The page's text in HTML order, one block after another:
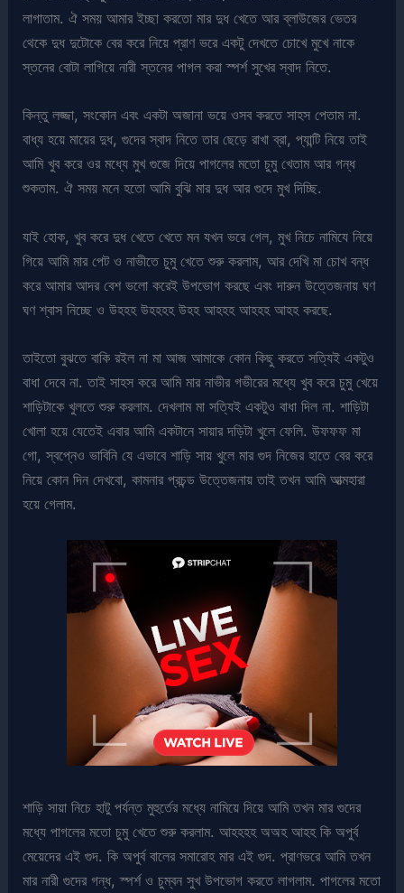
লাগাতাম. ঐ সময় আমার ইচ্ছা করতো মার দুধ খেতে আর ব্লাউজের ভেতর
থেকে দুধ দুটোকে বের করে নিয়ে প্রাণ ভরে একটু দেখতে চোখে মুখে নাকে
স্তনের বোটা লাগিয়ে নারী স্তনের পাগল করা স্পর্শ সুখের স্বাদ নিতে.
কিন্তু লজ্জা, সংকোন এবং একটা অজানা ভয়ে ওসব করতে সাহস পেতাম না.
বাধ্য হয়ে মায়ের দুধ, গুদের স্বাদ নিতে তার ছেড়ে রাখা ব্রা, প্যান্টি নিয়ে তাই
আমি খুব করে ওর মধ্যে মুখ গুজে দিয়ে পাগলের মতো চুমু খেতাম আর গন্ধ
শুকতাম. ঐ সময় মনে হতো আমি বুঝি মার দুধ আর গুদে মুখ দিচ্ছি.
যাই হোক, খুব করে দুধ খেতে খেতে মন যখন ভরে গেল, মুখ নিচে নামিযে নিয়ে
গিয়ে আমি মার পেট ও নাভীতে চুমু খেতে শুরু করলাম, আর দেখি মা চোখ বন্ধ
করে আমার আদর বেশ ভলো করেই উপভোগ করছে এবং দারুন উত্তেজনায় ঘণ
ঘণ শ্বাস নিচ্ছে ও উহহহ উহহহহ উহহ আহহহ আহহহ আহহ করছে.
তাইতো বুঝতে বাকি রইল না মা আজ আমাকে কোন কিছু করতে সত্যিই একটুও
বাধা দেবে না. তাই সাহস করে আমি মার নাভীর গভীরের মধ্যে খুব করে চুমু খেয়ে
শাড়িটাকে খুলতে শুরু করলাম. দেখলাম মা সত্যিই একটুও বাধা দিল না. শাড়িটা
খোলা হয়ে যেতেই এবার আমি একটানে সায়ার দড়িটা খুলে ফেলি. উফফফ মা
গো, স্বপ্নেও ভাবিনি যে এভাবে শাড়ি সায় খুলে মার গুদ নিজের হাতে বের করে
নিয়ে কোন দিন দেখবো, কামনার প্রচন্ড উত্তেজনায় তাই তখন আমি আত্মহারা
হয়ে গেলাম.
শাড়ি সায়া নিচে হাটু পর্যন্ত মুহুর্তের মধ্যে নামিয়ে দিয়ে আমি তখন মার গুদের
মধ্যে পাগলের মতো চুমু খেতে শুরু করলাম. আহহহহ অঅহ আহহ কি অপুর্ব
মেয়েদের এই গুদ. কি অপুর্ব বালের সমারোহ মার এই গুদ. প্রাণভরে আমি তখন
মার নারী গুদের গন্ধ, স্পর্শ ও চুম্বন সুখ উপভোগ করতে লাগলাম. পাগলের মতো